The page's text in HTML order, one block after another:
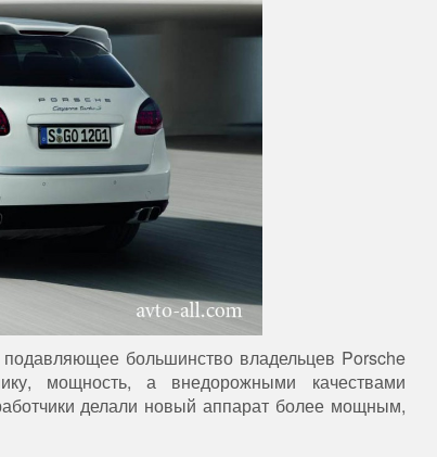
большинство владельцев Porsche
мощность, а внедорожными качествами
делали новый аппарат более мощным,